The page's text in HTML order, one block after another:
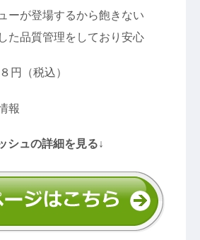
ーが登場するから飽きない
た品質管理をしており安心
円（税込）
報
シュの詳細を見る↓